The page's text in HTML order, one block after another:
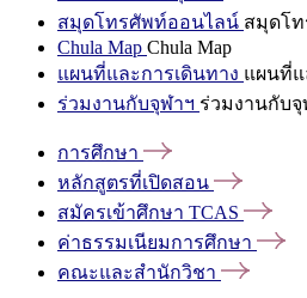
สมุดโทรศัพท์ออนไลน์ สมุดโ
Chula Map Chula Map
แผนที่และการเดินทาง แผนที่แ
ร่วมงานกับจุฬาฯ ร่วมงานกับจุ
การศึกษา
หลักสูตรที่เปิดสอน
สมัครเข้าศึกษา TCAS
ค่าธรรมเนียมการศึกษา
คณะและสำนักวิชา